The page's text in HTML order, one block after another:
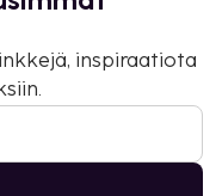
inspiraatiota